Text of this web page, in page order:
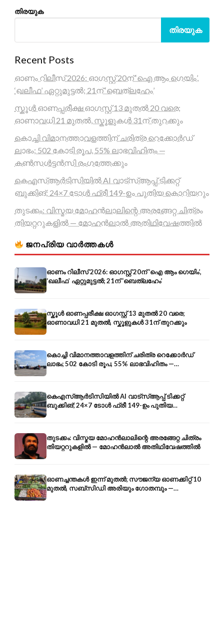
തിരയുക
തിരയുക
Recent Posts
ഓണം റിലീസ് 2026: ഓഗസ്റ്റ് 20ന് ‘ഐ ആം ഗെയിം’,
‘ഖലീഫ’ ഏറ്റുമുട്ടൽ; 21ന് ‘ബെത്‌ലഹേം’
സ്കൂൾ ഓണപ്പരീക്ഷ ഓഗസ്റ്റ് 13 മുതൽ 20 വരെ;
ഓണാവധി 21 മുതൽ, സ്കൂളുകൾ 31ന് തുറക്കും
കൊച്ചി വിമാനത്താവളത്തിന് ചരിത്ര റെക്കോർഡ്
ലാഭം; 502 കോടി രൂപ, 55% ലാഭവിഹിതം —
കൺസൾട്ടൻസി രംഗത്തേക്കും
കെഎസ്ആർടിസിയിൽ AI വാട്സ്ആപ്പ് ടിക്കറ്റ്
ബുക്കിങ്; 24×7 ടോൾ ഫ്രീ 149-ഉം പുതിയ കൊറിയറും
തുടക്കം: വിസ്മയ മോഹൻലാലിന്റെ അരങ്ങേറ്റ ചിത്രം
തിയറ്ററുകളിൽ — മോഹൻലാൽ അതിഥിവേഷത്തിൽ
ജനപ്രിയ വാർത്തകൾ
ഓണം റിലീസ് 2026: ഓഗസ്റ്റ് 20ന് ‘ഐ ആം ഗെയിം’,
‘ഖലീഫ’ ഏറ്റുമുട്ടൽ; 21ന് ‘ബെത്‌ലഹേം’
സ്കൂൾ ഓണപ്പരീക്ഷ ഓഗസ്റ്റ് 13 മുതൽ 20 വരെ;
ഓണാവധി 21 മുതൽ, സ്കൂളുകൾ 31ന് തുറക്കും
കൊച്ചി വിമാനത്താവളത്തിന് ചരിത്ര റെക്കോർഡ്
ലാഭം; 502 കോടി രൂപ, 55% ലാഭവിഹിതം —
കൺസൾട്ടൻസി രംഗത്തേക്കും
കെഎസ്ആർടിസിയിൽ AI വാട്സ്ആപ്പ് ടിക്കറ്റ്
ബുക്കിങ്; 24×7 ടോൾ ഫ്രീ 149-ഉം പുതിയ
കൊറിയറും
തുടക്കം: വിസ്മയ മോഹൻലാലിന്റെ അരങ്ങേറ്റ ചിത്രം
തിയറ്ററുകളിൽ — മോഹൻലാൽ അതിഥിവേഷത്തിൽ
ഓണച്ചന്തകൾ ഇന്ന് മുതൽ; സൗജന്യ ഓണക്കിറ്റ് 10
മുതൽ, സബ്സിഡി അരിയും ഗോതമ്പും —
വിലക്കയറ്റത്തിന് കടിഞ്ഞാൺ